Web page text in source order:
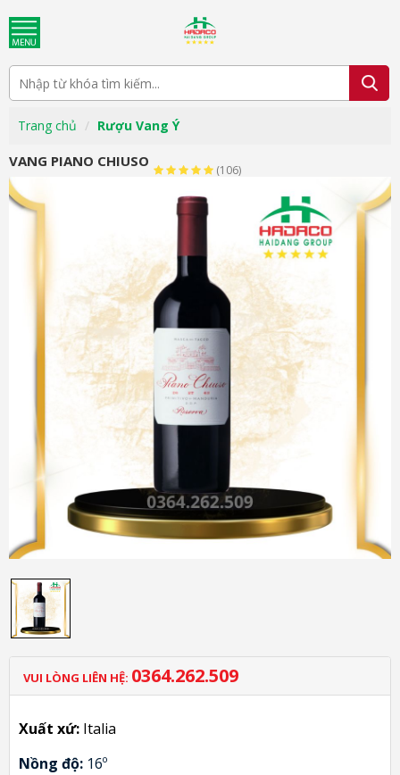
Trang chủ Rượu Vang Ý
VANG PIANO CHIUSO
(106)
VUI LÒNG LIÊN HỆ: 0364.262.509
Xuất xứ: Italia
Nồng độ: 16º